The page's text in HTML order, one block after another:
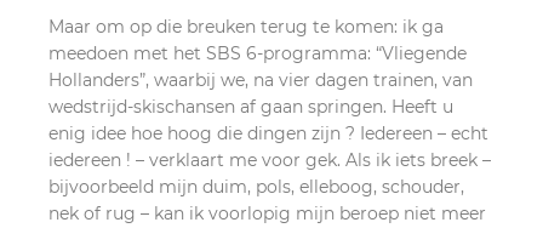
Maar om op die breuken terug te komen: ik ga
meedoen met het SBS 6-programma: “Vliegende
Hollanders”, waarbij we, na vier dagen trainen, van
wedstrijd-skischansen af gaan springen. Heeft u
enig idee hoe hoog die dingen zijn ? Iedereen – echt
iedereen ! – verklaart me voor gek. Als ik iets breek –
bijvoorbeeld mijn duim, pols, elleboog, schouder,
nek of rug – kan ik voorlopig mijn beroep niet meer